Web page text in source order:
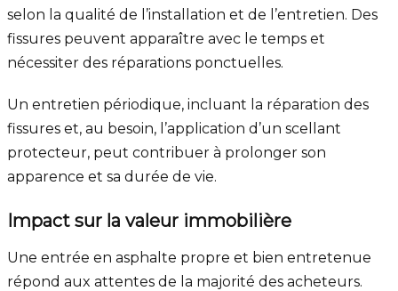
selon la qualité de l’installation et de l’entretien. Des
fissures peuvent apparaître avec le temps et
nécessiter des réparations ponctuelles.
Un entretien périodique, incluant la réparation des
fissures et, au besoin, l’application d’un scellant
protecteur, peut contribuer à prolonger son
apparence et sa durée de vie.
Impact sur la valeur immobilière
Une entrée en asphalte propre et bien entretenue
répond aux attentes de la majorité des acheteurs.